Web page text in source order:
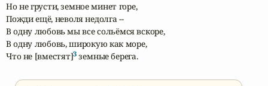
Но не грусти, земное минет горе,
Пожди ещё, неволя недолга --
В одну любовь мы все сольёмся вскоре,
В одну любовь, широкую как море,
Что не [вместят]3 земные берега.